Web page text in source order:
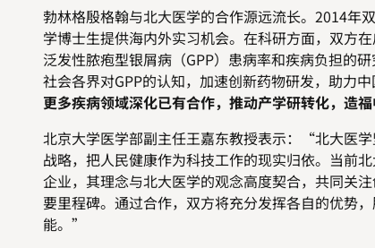
勃林格殷格翰与北大医学的合作源远流长。 2014年
学博士生提供海内外实习机会。在科研方面，双方
泛发性脓疱型银屑病（GPP）患病率和疾病负担的
社会各界对GPP的认知，加速创新药物研发，助力中
更多疾病领域深化已有合作，推动产学研转化，造福
北京大学医学部副主任王嘉东教授表示：“北大医
战略，把人民健康作为科技工作的现实归依。当前
企业，其理念与北大医学的观念高度契合，共同关
要里程碑。通过合作，双方将充分发挥各自的优势
能。 ”